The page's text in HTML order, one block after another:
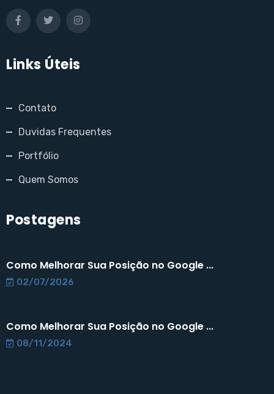
Links Úteis
Contato
Duvidas Frequentes
Portfólio
Quem Somos
Postagens
Como Melhorar Sua Posição no Google ...
02/07/2026
Como Melhorar Sua Posição no Google ...
08/11/2024